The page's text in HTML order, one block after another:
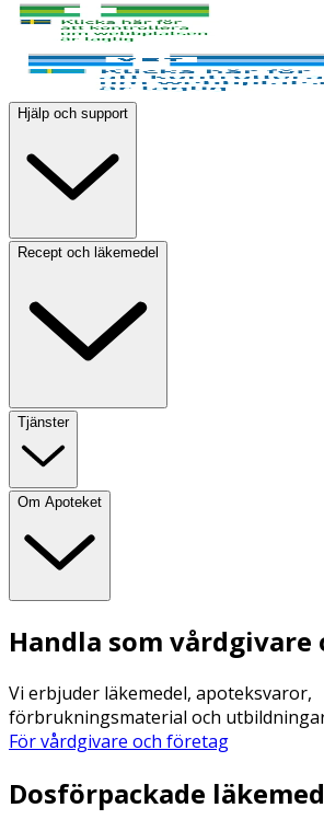
Hjälp och support
Recept och läkemedel
Tjänster
Om Apoteket
Handla som
Vi erbjuder läkemedel, apoteksvaror,
förbrukningsmaterial och
För vårdgivare och företag
Dosförpackade